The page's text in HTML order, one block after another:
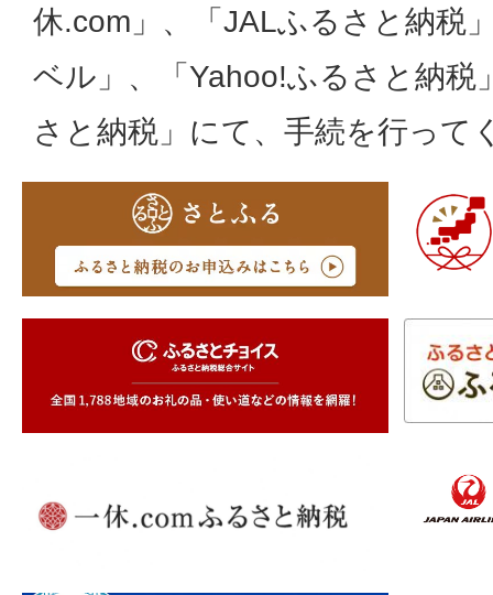
休.com」、「JALふるさと納税
ベル」、「Yahoo!ふるさと納税
さと納税」にて、手続を行って